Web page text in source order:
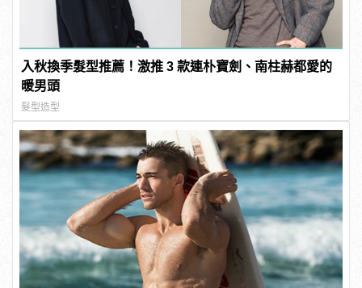
入秋換季髮型推薦！激推 3 款連朴寶劍、南柱赫都愛的
暖男頭
髮型造型